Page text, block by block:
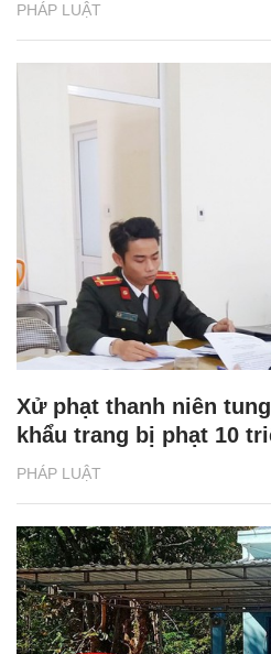
PHÁP LUẬT
PHÁP LUẬT
Xử phạt thanh niên
khẩu trang bị phạt 10